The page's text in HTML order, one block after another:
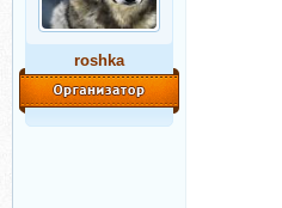
roshka